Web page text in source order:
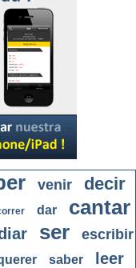
venir
decir
dar cantar
ser escribir
saber leer